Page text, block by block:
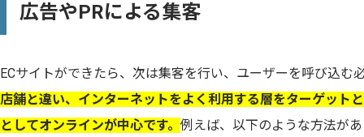
広告やPRによる集客
ECサイトができたら、次は集客を行い、ユーザーを呼び込む
店舗と違い、インターネットをよく利用する層をターゲット
としてオンラインが中心です。 例えば、以下のような方法が